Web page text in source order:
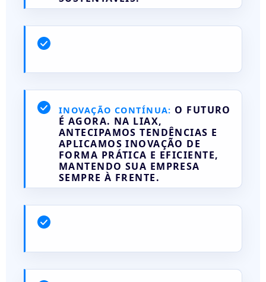
INOVAÇÃO CONTÍNUA: O FUTURO
É AGORA. NA LIAX,
ANTECIPAMOS TENDÊNCIAS E
APLICAMOS INOVAÇÃO DE
FORMA PRÁTICA E EFICIENTE,
MANTENDO SUA EMPRESA
SEMPRE À FRENTE.